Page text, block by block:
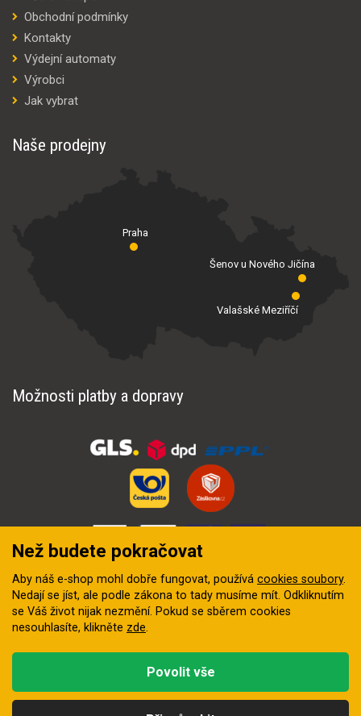
Obchodní podmínky
Kontakty
Výdejní automaty
Výrobci
Jak vybrat
Naše prodejny
Praha
Valašské Meziříčí
Šenov u Nového Jičína
Možnosti platby a dopravy
digitální agentura FEO
Než budete pokračovat
Aby náš e-shop mohl dobře fungovat, používá cookies soubory.
Nedají se jíst, ale podle zákona to tady musíme mít. Odkliknutím
se Váš život nijak nezmění. Pokud se sběrem cookies
nesouhlasíte, klikněte zde.
Povolit vše